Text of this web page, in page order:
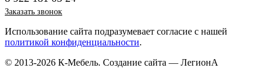
Заказать звонок
Использование сайта подразумевает согласие с нашей
политикой конфиденциальности.
© 2013-2026 К-Мебель. Создание сайта — ЛегионА